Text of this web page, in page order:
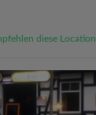
diese Location